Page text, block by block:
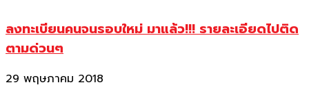
ลงทะเบียนคนจนรอบใหม่ มาแล้ว!!! รายละเอียดไปติด
ตามด่วนๆ
29 พฤษภาคม 2018